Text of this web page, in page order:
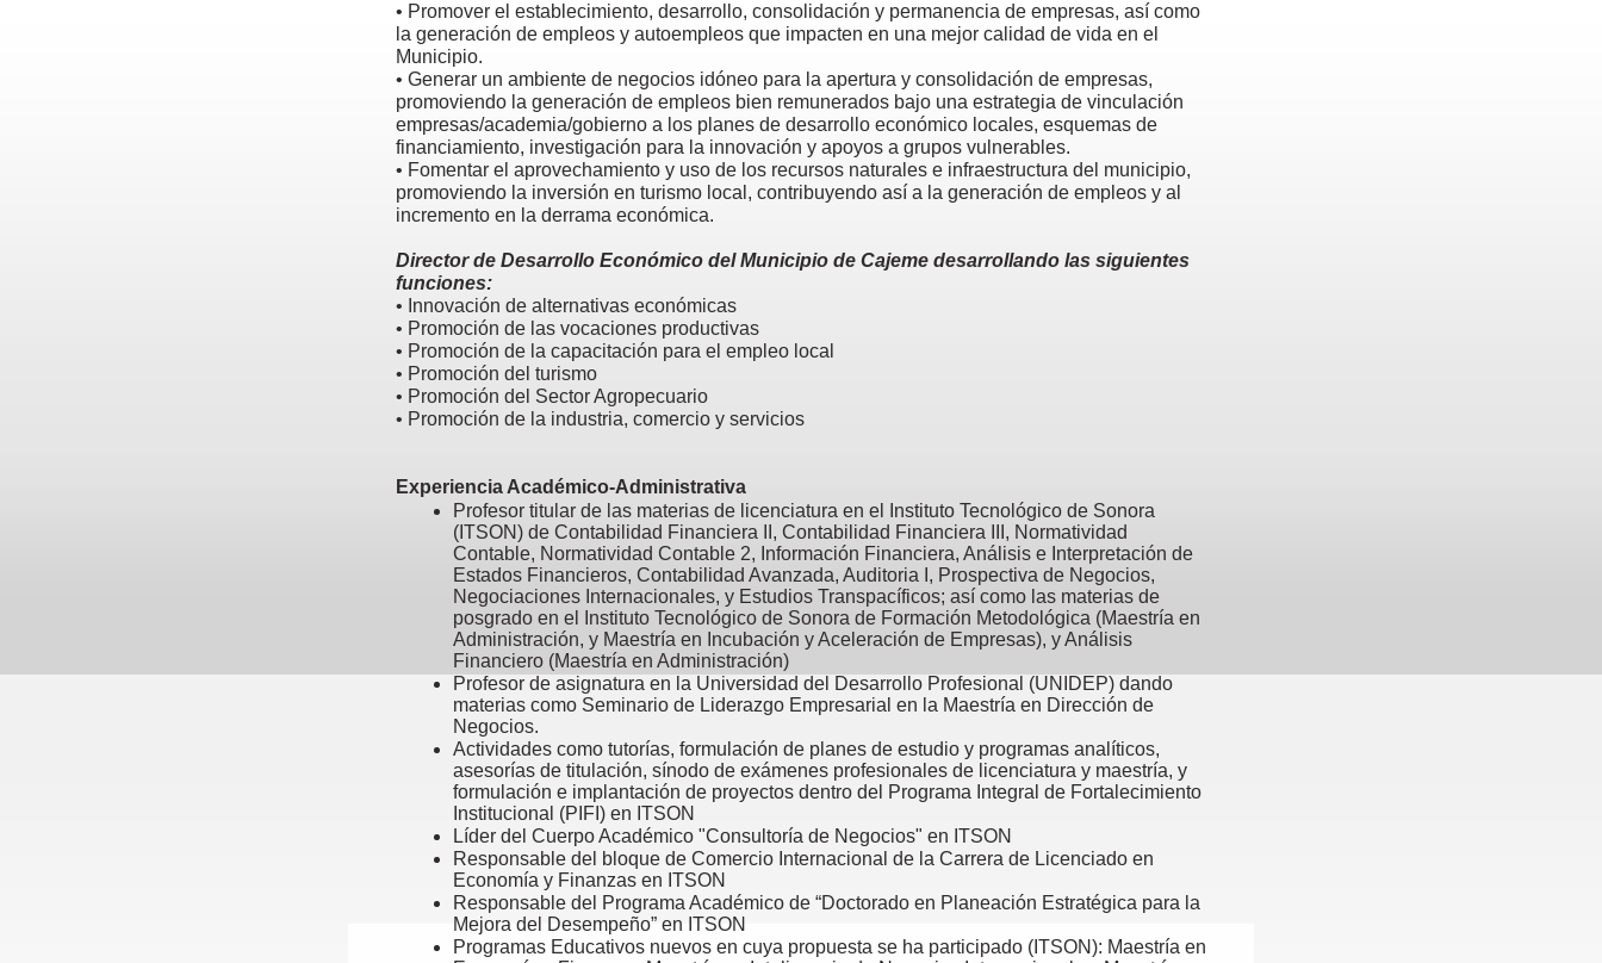
• Promover el establecimiento, desarrollo, consolidación y permanencia de empresas, así como
la generación de empleos y autoempleos que impacten en una mejor calidad de vida en el
Municipio.
• Generar un ambiente de negocios idóneo para la apertura y consolidación de empresas,
promoviendo la generación de empleos bien remunerados bajo una estrategia de vinculación
empresas/academia/gobierno a los planes de desarrollo económico locales, esquemas de
financiamiento, investigación para la innovación y apoyos a grupos vulnerables.
• Fomentar el aprovechamiento y uso de los recursos naturales e infraestructura del municipio,
promoviendo la inversión en turismo local, contribuyendo así a la generación de empleos y al
incremento en la derrama económica.
Director de Desarrollo Económico del Municipio de Cajeme desarrollando las siguientes
funciones:
• Innovación de alternativas económicas
• Promoción de las vocaciones productivas
• Promoción de la capacitación para el empleo local
• Promoción del turismo
• Promoción del Sector Agropecuario
• Promoción de la industria, comercio y servicios
Experiencia Académico-Administrativa
Profesor titular de las materias de licenciatura en el Instituto Tecnológico de Sonora
(ITSON) de Contabilidad Financiera II, Contabilidad Financiera III, Normatividad
Contable, Normatividad Contable 2, Información Financiera, Análisis e Interpretación de
Estados Financieros, Contabilidad Avanzada, Auditoria I, Prospectiva de Negocios,
Negociaciones Internacionales, y Estudios Transpacíficos; así como las materias de
posgrado en el Instituto Tecnológico de Sonora de Formación Metodológica (Maestría en
Administración, y Maestría en Incubación y Aceleración de Empresas), y Análisis
Financiero (Maestría en Administración)
Profesor de asignatura en la Universidad del Desarrollo Profesional (UNIDEP) dando
materias como Seminario de Liderazgo Empresarial en la Maestría en Dirección de
Negocios.
Actividades como tutorías, formulación de planes de estudio y programas analíticos,
asesorías de titulación, sínodo de exámenes profesionales de licenciatura y maestría, y
formulación e implantación de proyectos dentro del Programa Integral de Fortalecimiento
Institucional (PIFI) en ITSON
Líder del Cuerpo Académico "Consultoría de Negocios" en ITSON
Responsable del bloque de Comercio Internacional de la Carrera de Licenciado en
Economía y Finanzas en ITSON
Responsable del Programa Académico de “Doctorado en Planeación Estratégica para la
Mejora del Desempeño” en ITSON
Programas Educativos nuevos en cuya propuesta se ha participado (ITSON): Maestría en